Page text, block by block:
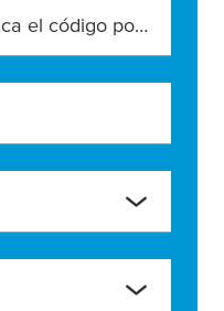
Código postal (Introduzca el código postal exacto)